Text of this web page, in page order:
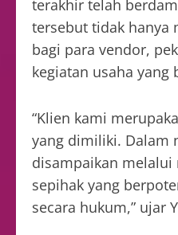
terakhir telah
tersebut tidak hanya
bagi para vendor,
kegiatan usaha yang
“Klien kami
yang dimiliki. Dalam
disampaikan melalui
sepihak yang
secara hukum,” ujar